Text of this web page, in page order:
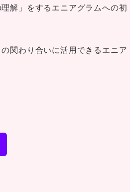
解」をするエニアグラムへの初
関わり合いに活用できるエニア